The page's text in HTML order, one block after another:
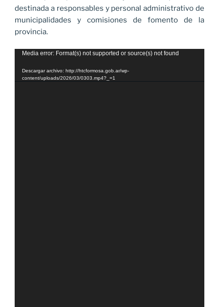
destinada a responsables y personal administrativo de
municipalidades y comisiones de fomento de la
provincia.
Reproductor
vídeo
Media error: Format(s) not supported or source(s) not found
Descargar archivo: http://htcformosa.gob.ar/wp-
content/uploads/2026/03/0303.mp4?_=1